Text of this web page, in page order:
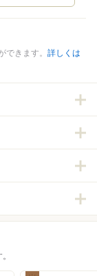
できます。 詳しくは